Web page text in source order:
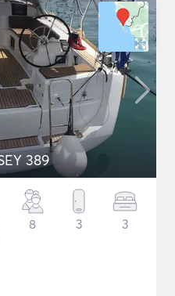
Jeanneau SUN ODYSSEY 389
8 3 3